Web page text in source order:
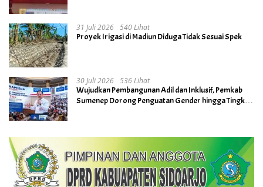
31 Juli 2026 540 Lihat
Proyek Irigasi di Madiun Diduga Tidak Sesuai Spek
30 Juli 2026 536 Lihat
Wujudkan Pembangunan Adil dan Inklusif, Pemkab
Sumenep Dorong Penguatan Gender hingga Tingkat